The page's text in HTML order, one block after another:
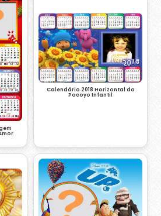
Calendário 2018 Horizontal do
Pocoyo Infantil